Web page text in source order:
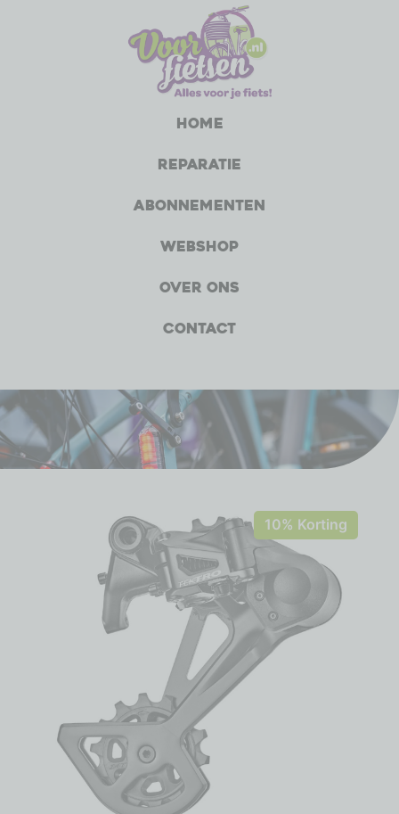
Home
Reparatie
Abonnementen
Webshop
Over ons
Contact
10% Korting